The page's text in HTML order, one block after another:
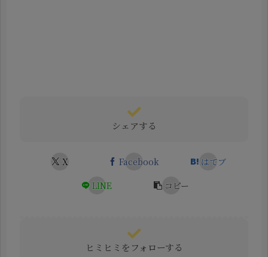
シェアする
X Facebook
はてブ
LINE
コピー
ヒミヒミをフォローする